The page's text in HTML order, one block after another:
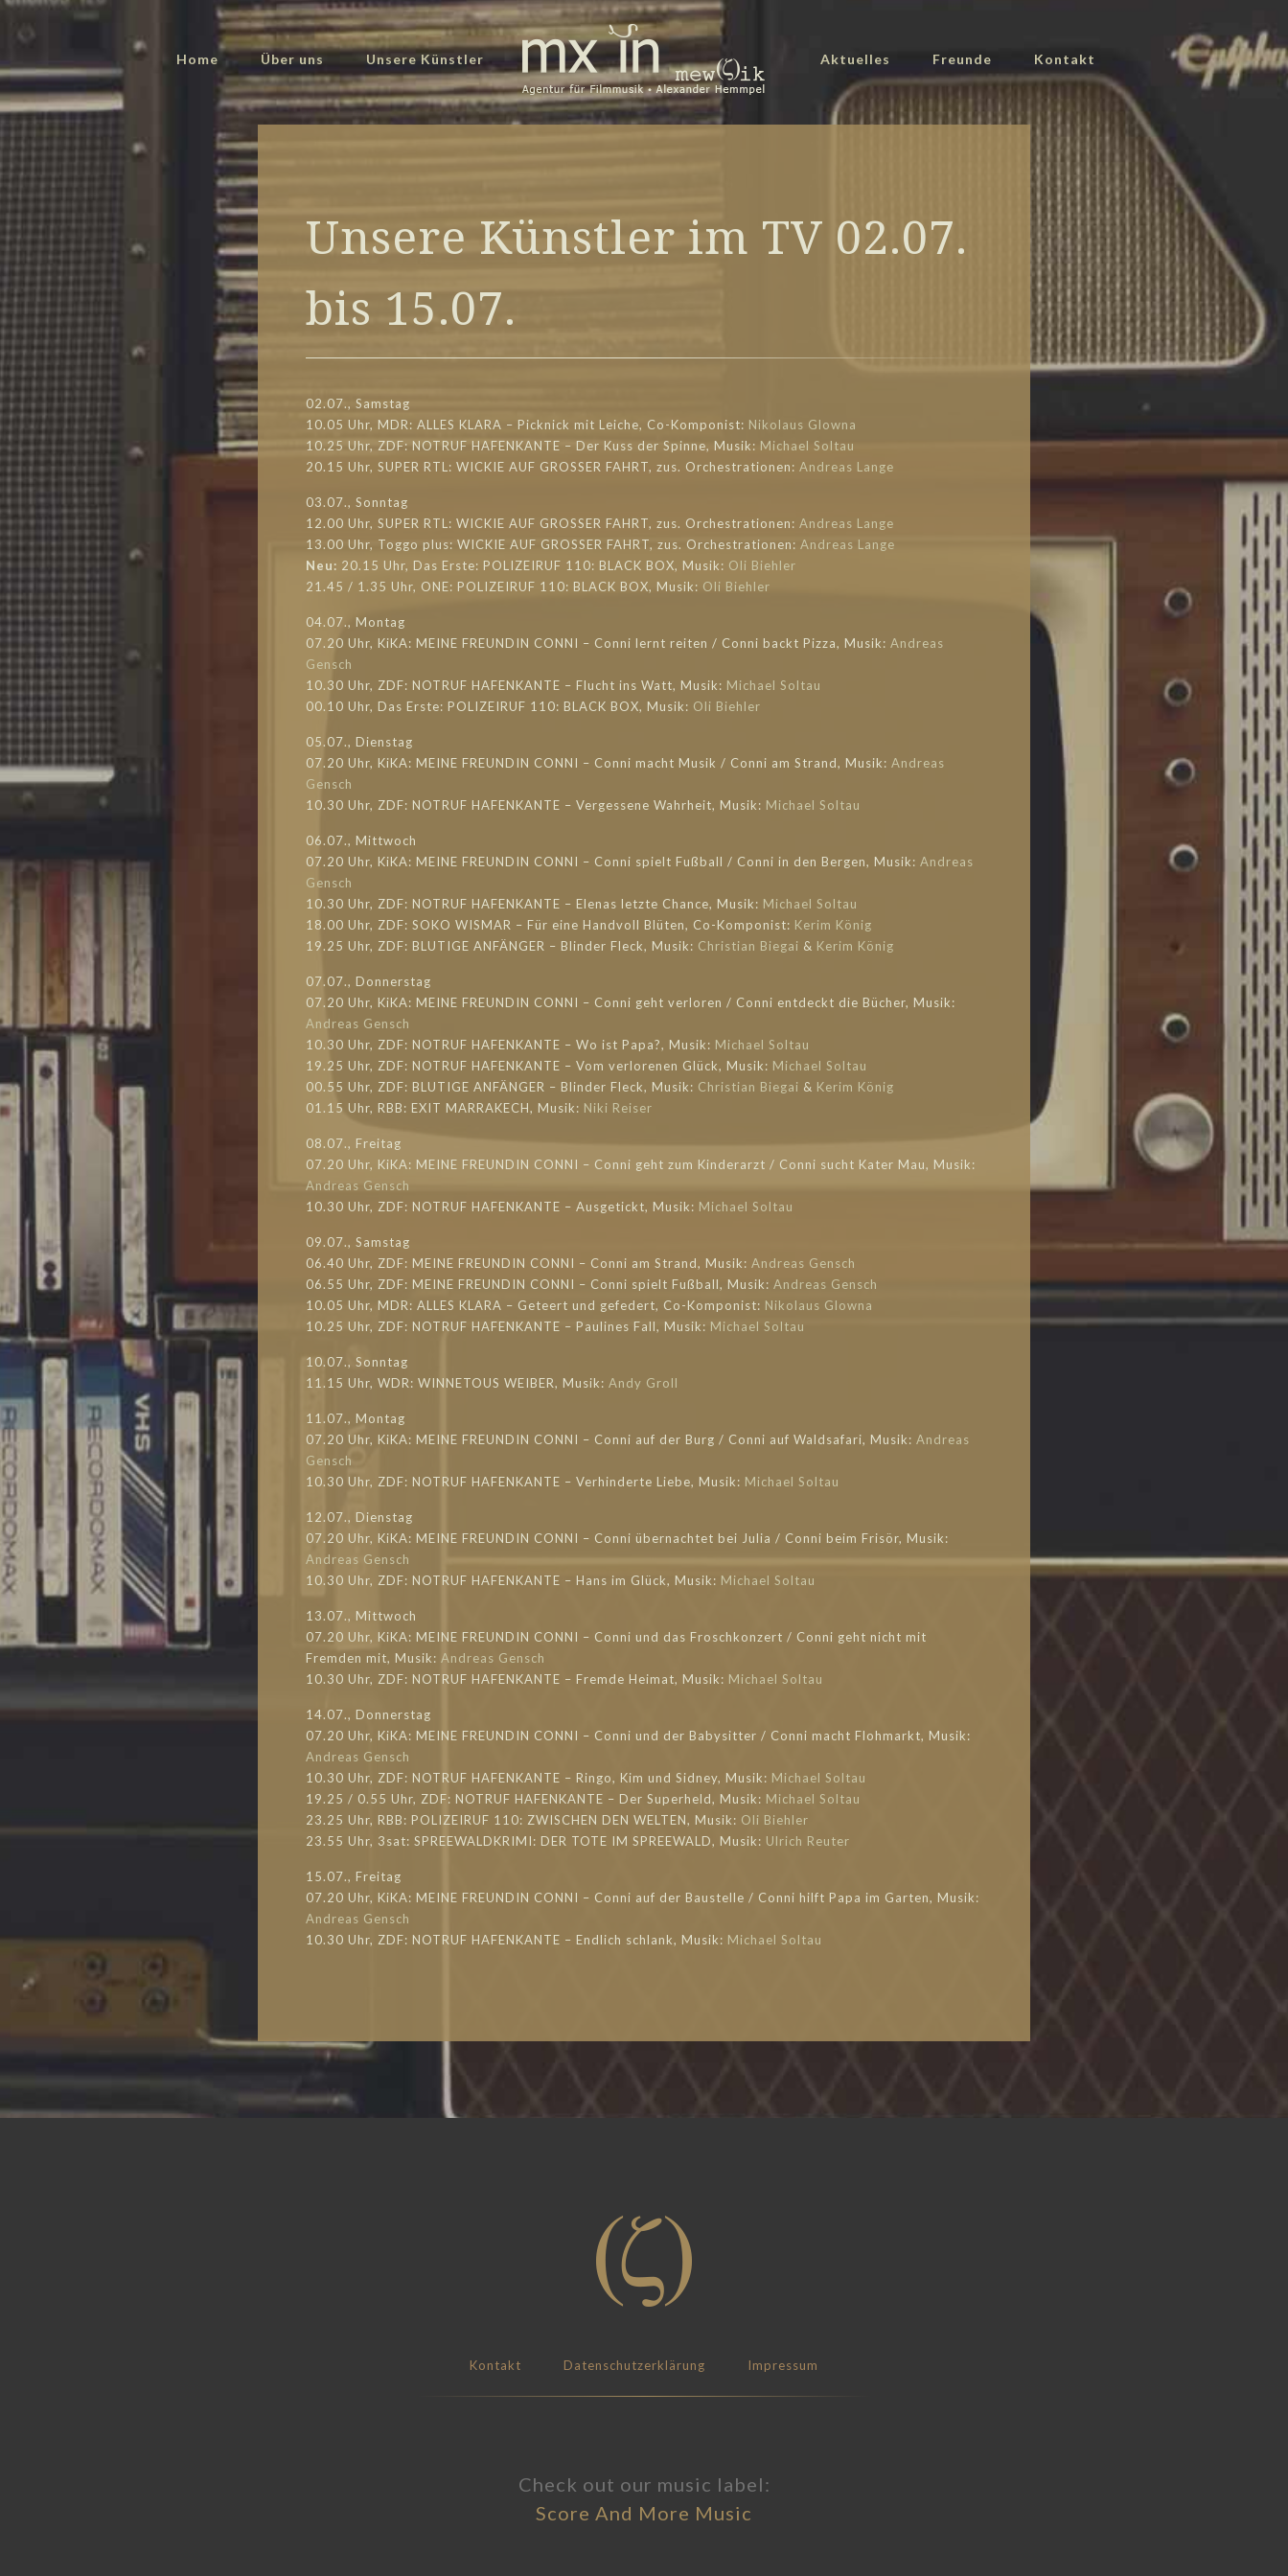
Home Über uns Unsere Künstler Aktuelles Freunde Kontakt
Unsere Künstler im TV 02.07.
bis 15.07.
02.07., Samstag
10.05 Uhr, MDR: ALLES KLARA – Picknick mit Leiche, Co-Komponist: Nikolaus Glowna
10.25 Uhr, ZDF: NOTRUF HAFENKANTE – Der Kuss der Spinne, Musik: Michael Soltau
20.15 Uhr, SUPER RTL: WICKIE AUF GROSSER FAHRT, zus. Orchestrationen: Andreas Lange
03.07., Sonntag
12.00 Uhr, SUPER RTL: WICKIE AUF GROSSER FAHRT, zus. Orchestrationen: Andreas Lange
13.00 Uhr, Toggo plus: WICKIE AUF GROSSER FAHRT, zus. Orchestrationen: Andreas Lange
Neu: 20.15 Uhr, Das Erste: POLIZEIRUF 110: BLACK BOX, Musik: Oli Biehler
21.45 / 1.35 Uhr, ONE: POLIZEIRUF 110: BLACK BOX, Musik: Oli Biehler
04.07., Montag
07.20 Uhr, KiKA: MEINE FREUNDIN CONNI – Conni lernt reiten / Conni backt Pizza, Musik: Andreas
Gensch
10.30 Uhr, ZDF: NOTRUF HAFENKANTE – Flucht ins Watt, Musik: Michael Soltau
00.10 Uhr, Das Erste: POLIZEIRUF 110: BLACK BOX, Musik: Oli Biehler
05.07., Dienstag
07.20 Uhr, KiKA: MEINE FREUNDIN CONNI – Conni macht Musik / Conni am Strand, Musik: Andreas
Gensch
10.30 Uhr, ZDF: NOTRUF HAFENKANTE – Vergessene Wahrheit, Musik: Michael Soltau
06.07., Mittwoch
07.20 Uhr, KiKA: MEINE FREUNDIN CONNI – Conni spielt Fußball / Conni in den Bergen, Musik: Andreas
Gensch
10.30 Uhr, ZDF: NOTRUF HAFENKANTE – Elenas letzte Chance, Musik: Michael Soltau
18.00 Uhr, ZDF: SOKO WISMAR – Für eine Handvoll Blüten, Co-Komponist: Kerim König
19.25 Uhr, ZDF: BLUTIGE ANFÄNGER – Blinder Fleck, Musik: Christian Biegai & Kerim König
07.07., Donnerstag
07.20 Uhr, KiKA: MEINE FREUNDIN CONNI – Conni geht verloren / Conni entdeckt die Bücher, Musik:
Andreas Gensch
10.30 Uhr, ZDF: NOTRUF HAFENKANTE – Wo ist Papa?, Musik: Michael Soltau
19.25 Uhr, ZDF: NOTRUF HAFENKANTE – Vom verlorenen Glück, Musik: Michael Soltau
00.55 Uhr, ZDF: BLUTIGE ANFÄNGER – Blinder Fleck, Musik: Christian Biegai & Kerim König
01.15 Uhr, RBB: EXIT MARRAKECH, Musik: Niki Reiser
08.07., Freitag
07.20 Uhr, KiKA: MEINE FREUNDIN CONNI – Conni geht zum Kinderarzt / Conni sucht Kater Mau, Musik:
Andreas Gensch
10.30 Uhr, ZDF: NOTRUF HAFENKANTE – Ausgetickt, Musik: Michael Soltau
09.07., Samstag
06.40 Uhr, ZDF: MEINE FREUNDIN CONNI – Conni am Strand, Musik: Andreas Gensch
06.55 Uhr, ZDF: MEINE FREUNDIN CONNI – Conni spielt Fußball, Musik: Andreas Gensch
10.05 Uhr, MDR: ALLES KLARA – Geteert und gefedert, Co-Komponist: Nikolaus Glowna
10.25 Uhr, ZDF: NOTRUF HAFENKANTE – Paulines Fall, Musik: Michael Soltau
10.07., Sonntag
11.15 Uhr, WDR: WINNETOUS WEIBER, Musik: Andy Groll
11.07., Montag
07.20 Uhr, KiKA: MEINE FREUNDIN CONNI – Conni auf der Burg / Conni auf Waldsafari, Musik: Andreas
Gensch
10.30 Uhr, ZDF: NOTRUF HAFENKANTE – Verhinderte Liebe, Musik: Michael Soltau
12.07., Dienstag
07.20 Uhr, KiKA: MEINE FREUNDIN CONNI – Conni übernachtet bei Julia / Conni beim Frisör, Musik:
Andreas Gensch
10.30 Uhr, ZDF: NOTRUF HAFENKANTE – Hans im Glück, Musik: Michael Soltau
13.07., Mittwoch
07.20 Uhr, KiKA: MEINE FREUNDIN CONNI – Conni und das Froschkonzert / Conni geht nicht mit
Fremden mit, Musik: Andreas Gensch
10.30 Uhr, ZDF: NOTRUF HAFENKANTE – Fremde Heimat, Musik: Michael Soltau
14.07., Donnerstag
07.20 Uhr, KiKA: MEINE FREUNDIN CONNI – Conni und der Babysitter / Conni macht Flohmarkt, Musik:
Andreas Gensch
10.30 Uhr, ZDF: NOTRUF HAFENKANTE – Ringo, Kim und Sidney, Musik: Michael Soltau
19.25 / 0.55 Uhr, ZDF: NOTRUF HAFENKANTE – Der Superheld, Musik: Michael Soltau
23.25 Uhr, RBB: POLIZEIRUF 110: ZWISCHEN DEN WELTEN, Musik: Oli Biehler
23.55 Uhr, 3sat: SPREEWALDKRIMI: DER TOTE IM SPREEWALD, Musik: Ulrich Reuter
15.07., Freitag
07.20 Uhr, KiKA: MEINE FREUNDIN CONNI – Conni auf der Baustelle / Conni hilft Papa im Garten, Musik:
Andreas Gensch
10.30 Uhr, ZDF: NOTRUF HAFENKANTE – Endlich schlank, Musik: Michael Soltau
Kontakt Datenschutzerklärung Impressum
Check out our music label:
Score And More Music